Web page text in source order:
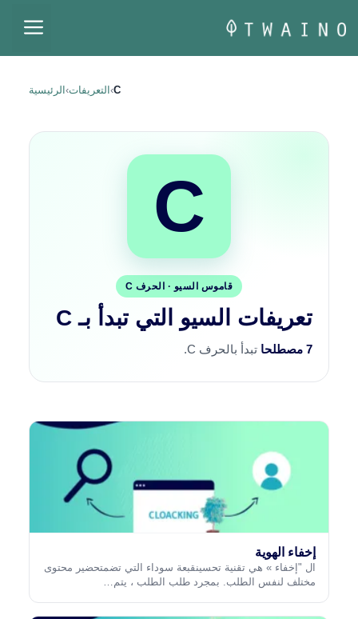
إلى
المحتوى
الرئيسية ›التعريفات ›C
C
قاموس السيو · الحرف C
تعريفات السيو التي تبدأ بـ C
7 مصطلحا تبدأ بالحرف C.
إخفاء الهوية
ال "إخفاء » هي تقنية تحسينقبعة سوداء التي تضمتحضير محتوى
مختلف لنفس الطلب. بمجرد طلب الطلب ، يتم…